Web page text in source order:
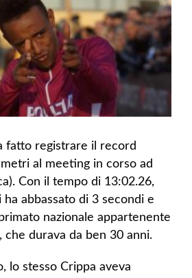
fatto registrare il record
al meeting in corso ad
Con il tempo di 13:02.26,
abbassato di 3 secondi e
nazionale appartenente
che durava da ben 30 anni.
lo stesso Crippa aveva